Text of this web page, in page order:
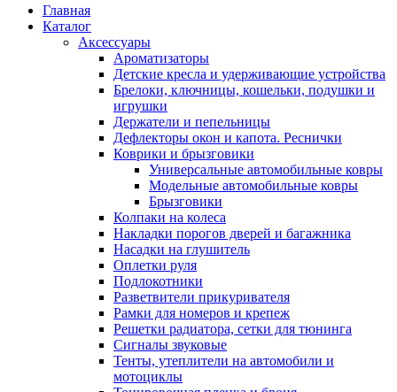
Главная
Каталог
Аксессуары
Ароматизаторы
Детские кресла и удерживающие устройства
Брелоки, ключницы, кошельки, подушки и
игрушки
Держатели и пепельницы
Дефлекторы окон и капота. Реснички
Коврики и брызговики
Универсальные автомобильные ковры
Модельные автомобильные ковры
Брызговики
Колпаки на колеса
Накладки порогов дверей и багажника
Насадки на глушитель
Оплетки руля
Подлокотники
Разветвители прикуривателя
Рамки для номеров и крепеж
Решетки радиатора, сетки для тюнинга
Сигналы звуковые
Тенты, утеплители на автомобили и
мотоциклы